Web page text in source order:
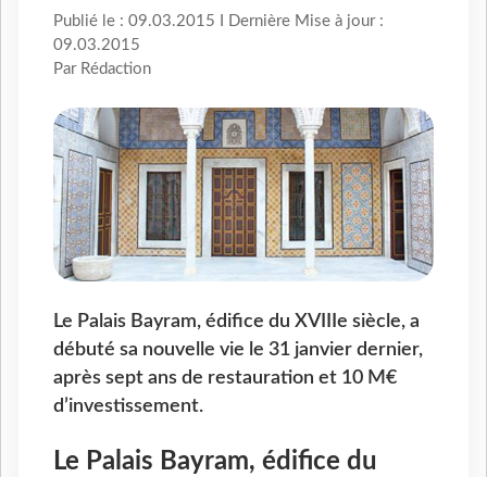
Publié le : 09.03.2015 I Dernière Mise à jour :
09.03.2015
Par Rédaction
Le Palais Bayram, édifice du XVIIIe siècle, a
débuté sa nouvelle vie le 31 janvier dernier,
après sept ans de restauration et 10 M€
d’investissement.
Le Palais Bayram, édifice du